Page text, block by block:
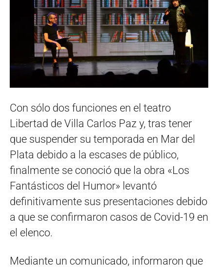
Con sólo dos funciones en el teatro
Libertad de Villa Carlos Paz y, tras tener
que suspender su temporada en Mar del
Plata debido a la escases de público,
finalmente se conoció que la obra «Los
Fantásticos del Humor» levantó
definitivamente sus presentaciones debido
a que se confirmaron casos de Covid-19 en
el elenco.
Mediante un comunicado, informaron que